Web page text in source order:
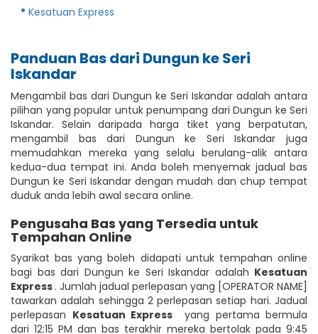
Kesatuan Express
Panduan Bas dari Dungun ke Seri
Iskandar
Mengambil bas dari Dungun ke Seri Iskandar adalah antara
pilihan yang popular untuk penumpang dari Dungun ke Seri
Iskandar. Selain daripada harga tiket yang berpatutan,
mengambil bas dari Dungun ke Seri Iskandar juga
memudahkan mereka yang selalu berulang-alik antara
kedua-dua tempat ini. Anda boleh menyemak jadual bas
Dungun ke Seri Iskandar dengan mudah dan chup tempat
duduk anda lebih awal secara online.
Pengusaha Bas yang Tersedia untuk
Tempahan Online
Syarikat bas yang boleh didapati untuk tempahan online
bagi bas dari Dungun ke Seri Iskandar adalah Kesatuan
Express . Jumlah jadual perlepasan yang [OPERATOR NAME]
tawarkan adalah sehingga 2 perlepasan setiap hari. Jadual
perlepasan Kesatuan Express yang pertama bermula
dari 12:15 PM dan bas terakhir mereka bertolak pada 9:45